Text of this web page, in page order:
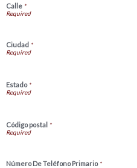
Calle *
Ciudad *
Estado*
Código postal *
Número De Teléfono Primario*